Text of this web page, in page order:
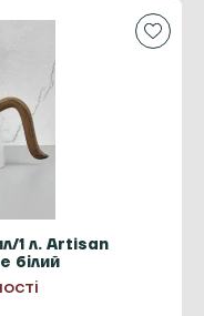
1 л. Artisan
білий